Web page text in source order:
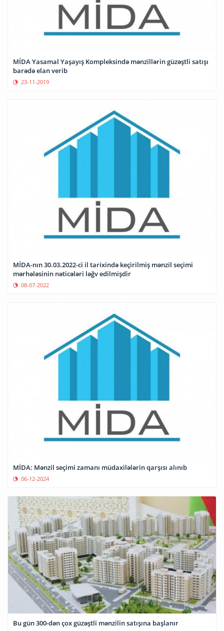
MİDA Yasamal Yaşayış Kompleksində mənzillərin güzəştli satışı
barədə elan verib
23-11-2019
MİDA-nın 30.03.2022-ci il tarixində keçirilmiş mənzil seçimi
mərhələsinin nəticələri ləğv edilmişdir
08-07-2022
MİDA: Mənzil seçimi zamanı müdaxilələrin qarşısı alınıb
06-12-2024
Bu gün 300-dən çox güzəştli mənzilin satışına başlanır